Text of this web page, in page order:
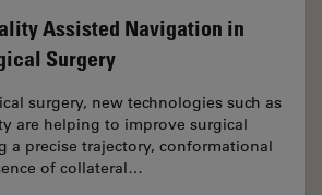
Assisted Navigation in
Surgery
surgery, new technologies such as
are helping to improve surgical
a precise trajectory, conformational
of collateral…